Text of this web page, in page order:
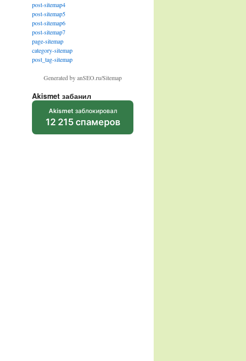
post-sitemap4
post-sitemap5
post-sitemap6
post-sitemap7
page-sitemap
category-sitemap
post_tag-sitemap
Generated by anSEO.ru/Sitemap
Akismet забанил
Akismet заблокировал
12 215 спамеров